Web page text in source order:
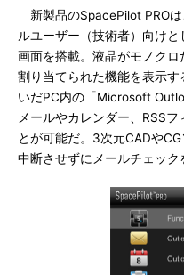
新製品のSpacePilot PRO
ルユーザー（技術者）向け
画面を搭載。液晶がモノク
割り当てられた機能を表示
いだPC内の「Microsoft
メールやカレンダー、RSS
とが可能だ。3次元CADや
中断させずにメールチェック